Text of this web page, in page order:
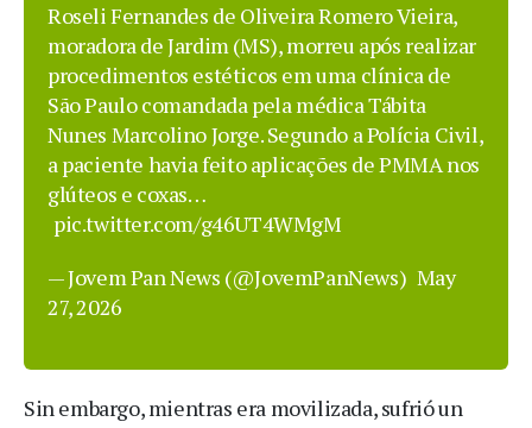
Roseli Fernandes de Oliveira Romero Vieira,
moradora de Jardim (MS), morreu após realizar
procedimentos estéticos em uma clínica de
São Paulo comandada pela médica Tábita
Nunes Marcolino Jorge. Segundo a Polícia Civil,
a paciente havia feito aplicações de PMMA nos
glúteos e coxas…
pic.twitter.com/g46UT4WMgM
— Jovem Pan News (@JovemPanNews) May
27, 2026
Sin embargo, mientras era movilizada, sufrió un